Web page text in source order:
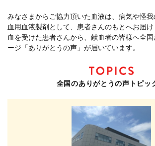
みなさまからご協力頂いた血液は、病気や怪
血用血液製剤として、患者さんのもとへお届
血を受けた患者さんから、献血者の皆様へ全
ージ「ありがとうの声」が届いています。
全国のありがとうの声トピッ